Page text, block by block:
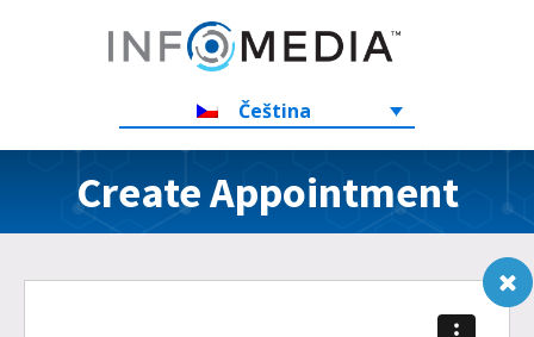
Čeština
Create Appointment